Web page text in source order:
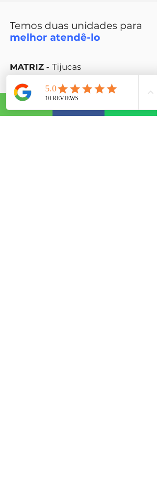
Temos duas unidades para
melhor atendê-lo
MATRIZ - Tijucas
Rua Coronel Buchele, 215, sala 2.
Centro, Tijucas - SC
(48) 99848-9468